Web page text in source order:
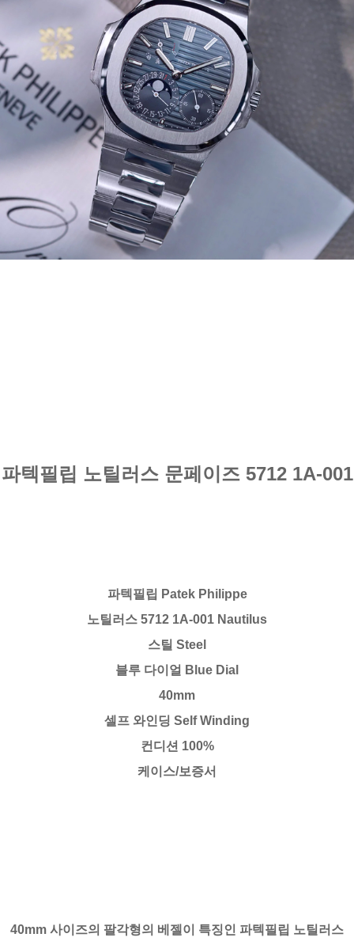
파텍필립 노틸러스 문페이즈 5712 1A-001
파텍필립 Patek Philippe
노틸러스 5712 1A-001 Nautilus
스틸 Steel
블루 다이얼 Blue Dial
40mm
셀프 와인딩 Self Winding
컨디션 100%
케이스/보증서
40mm 사이즈의 팔각형의 베젤이 특징인 파텍필립 노틸러스